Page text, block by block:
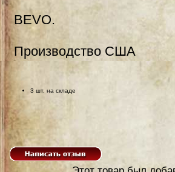
BEVO.
Производство США
3 шт. на складе